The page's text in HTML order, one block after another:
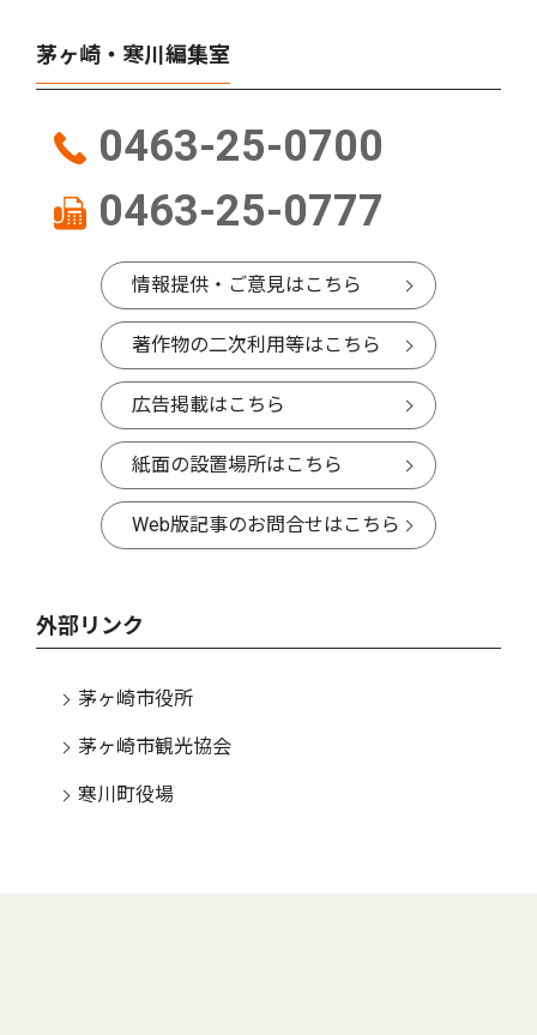
茅ヶ崎・寒川編集室
0463-25-0700
0463-25-0777
情報提供・ご意見はこちら
著作物の二次利用等はこちら
広告掲載はこちら
紙面の設置場所はこちら
Web版記事のお問合せはこちら
外部リンク
茅ヶ崎市役所
茅ヶ崎市観光協会
寒川町役場